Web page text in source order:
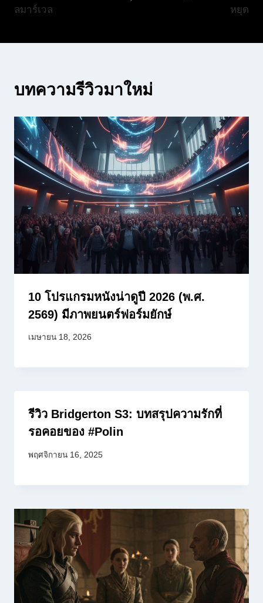
ลมาร์เวล
หยุด
บทความรีวิวมาใหม่
10 โปรแกรมหนังน่าดูปี 2026 (พ.ศ.
2569) มีภาพยนตร์ฟอร์มยักษ์
เมษายน 18, 2026
รีวิว Bridgerton S3: บทสรุปความรักที่
รอคอยของ #Polin
พฤศจิกายน 16, 2025